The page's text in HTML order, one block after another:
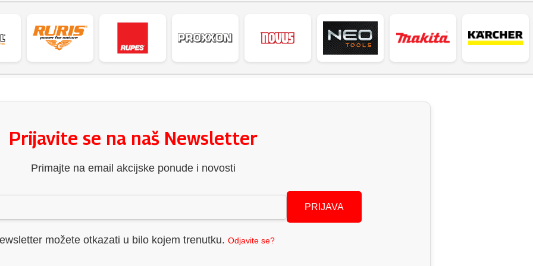
Prijavite se na naš Newsletter
Primajte na email akcijske ponude i novosti
PRIJAVA
možete otkazati u bilo kojem trenutku. Odjavite se?